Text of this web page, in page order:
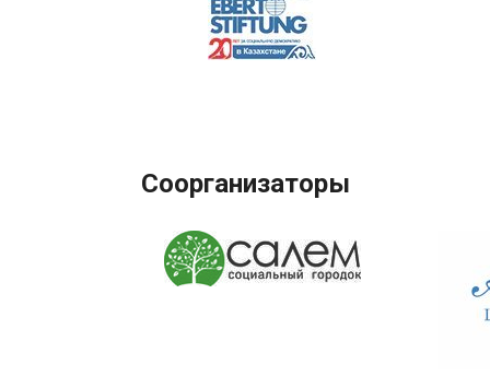
Соорганизаторы